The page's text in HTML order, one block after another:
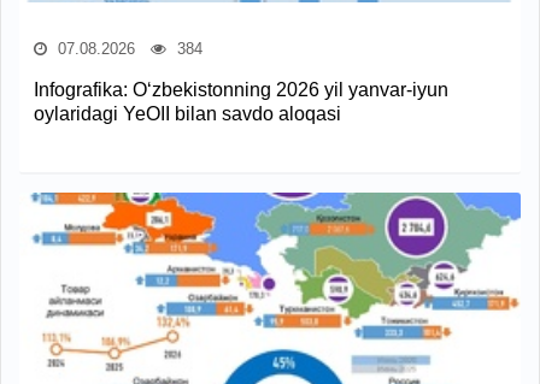
07.08.2026 384
Infografika: O‘zbekistonning 2026 yil yanvar-iyun
oylaridagi YeOII bilan savdo aloqasi